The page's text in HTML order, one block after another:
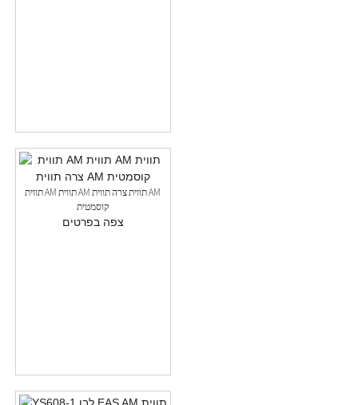
תווית AM תווית AM תווית צרה תווית AM
קוסמטית
צפה בפרטים